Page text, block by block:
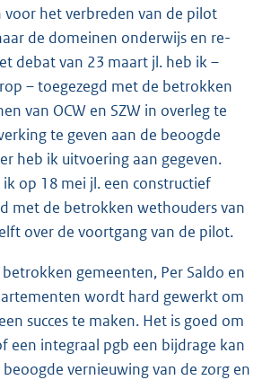
het verbreden van de pilot
de domeinen onderwijs en re-
debat van 23 maart jl. heb ik –
– toegezegd met de betrokken
van OCW en SZW in overleg te
te geven aan de beoogde
heb ik uitvoering aan gegeven.
op 18 mei jl. een constructief
met de betrokken wethouders van
over de voortgang van de pilot.
gemeenten, Per Saldo en
wordt hard gewerkt om
succes te maken. Het is goed om
een integraal pgb een bijdrage kan
vernieuwing van de zorg en